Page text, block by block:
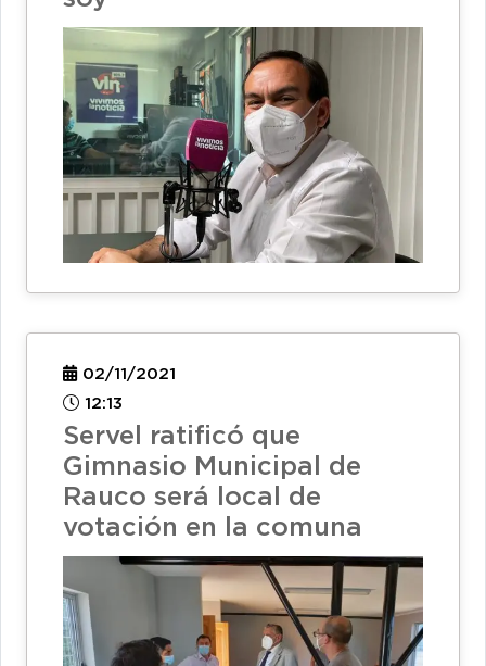
02/11/2021
12:13
Servel ratificó que
Gimnasio Municipal de
Rauco será local de
votación en la comuna